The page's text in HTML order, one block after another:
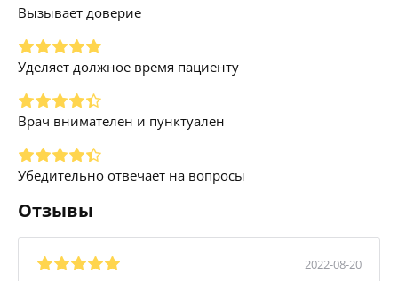
Вызывает доверие
Уделяет должное время пациенту
Врач внимателен и пунктуален
Убедительно отвечает на вопросы
Отзывы
2022-08-20